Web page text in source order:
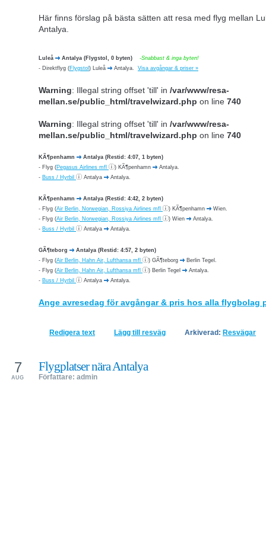
Här finns förslag på bästa sätten att resa med flyg mellan
Antalya.
Luleå Antalya (Flygstol, 0 byten)
-Snabbast & inga byten!
- Direktflyg (Flygstol ) Luleå Antalya. Visa avgångar & priser »
Warning: Illegal string offset 'till' in /var/www/resa-
mellan.se/public_html/travelwizard.php on line 740
Warning: Illegal string offset 'till' in /var/www/resa-
mellan.se/public_html/travelwizard.php on line 740
KÃ¶penhamn
Antalya (Restid: 4:07, 1 byten)
- Flyg (Pegasus Airlines mfl ) KÃ¶penhamn
Antalya.
- Buss / Hyrbil Antalya Antalya.
KÃ¶penhamn
Antalya (Restid: 4:42, 2 byten)
- Flyg (Air Berlin, Norwegian, Rossiya Airlines mfl ) KÃ¶penhamn
Wien.
- Flyg (Air Berlin, Norwegian, Rossiya Airlines mfl ) Wien
Antalya.
- Buss / Hyrbil Antalya Antalya.
GÃ¶teborg
Antalya (Restid: 4:57, 2 byten)
- Flyg (Air Berlin, Hahn Air, Lufthansa mfl ) GÃ¶teborg
Berlin Tegel.
- Flyg (Air Berlin, Hahn Air, Lufthansa mfl ) Berlin Tegel
Antalya.
- Buss / Hyrbil Antalya Antalya.
Ange avresedag för avgångar & pris hos alla flygbolag
Redigera text Lägg till resväg Arkiverad: Resvägar
Flygplatser nära Antalya
Författare: admin
7
AUG